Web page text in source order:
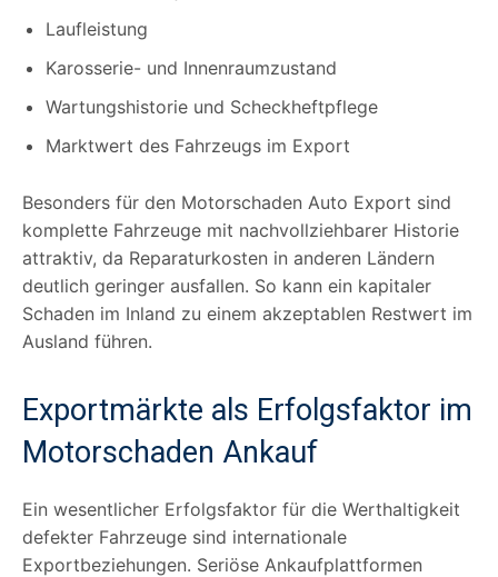
Laufleistung
Karosserie- und Innenraumzustand
Wartungshistorie und Scheckheftpflege
Marktwert des Fahrzeugs im Export
Besonders für den Motorschaden Auto Export sind
komplette Fahrzeuge mit nachvollziehbarer Historie
attraktiv, da Reparaturkosten in anderen Ländern
deutlich geringer ausfallen. So kann ein kapitaler
Schaden im Inland zu einem akzeptablen Restwert im
Ausland führen.
Exportmärkte als Erfolgsfaktor im
Motorschaden Ankauf
Ein wesentlicher Erfolgsfaktor für die Werthaltigkeit
defekter Fahrzeuge sind internationale
Exportbeziehungen. Seriöse Ankaufplattformen